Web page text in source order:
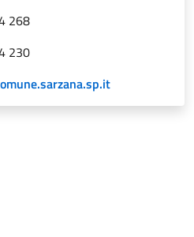
268
230